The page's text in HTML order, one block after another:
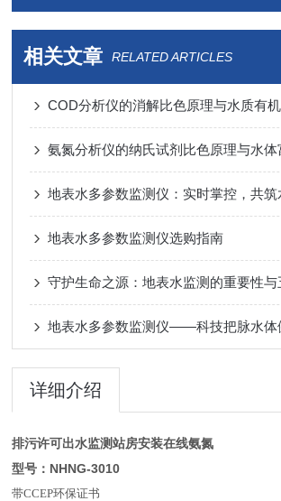
相关文章 RELATED ARTICLES
COD分析仪的消解比色原理与水质有
地表水多参数监测仪：实时掌控，共筑
地表水多参数监测仪选购指南
守护生命之源：地表水监测的重要性
地表水多参数监测仪——科技把脉水体
详细介绍
排污许可出水监测站房安装在线氨氮
型号：NHNG-3010
带CCEP环保证书